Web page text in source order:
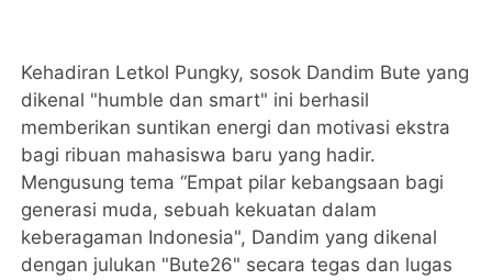
Kehadiran Letkol Pungky, sosok Dandim Bute yang
dikenal "humble dan smart" ini berhasil
memberikan suntikan energi dan motivasi ekstra
bagi ribuan mahasiswa baru yang hadir.
Mengusung tema “Empat pilar kebangsaan bagi
generasi muda, sebuah kekuatan dalam
keberagaman Indonesia", Dandim yang dikenal
dengan julukan "Bute26" secara tegas dan lugas